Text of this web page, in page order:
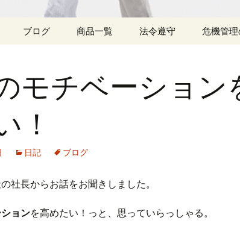
リリース：べてら～に
んぐ
挨拶
ブログ 商品一覧
業務受託
法令遵守 危機管
モチベーション
！
日記 ブログ
社長からお話をお聞きしました。
ョンを高めたい！っと、思っていらっしゃる。